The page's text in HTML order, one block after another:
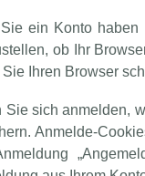
ein Konto haben
ob Ihr
Ihren Browser
Sie sich anmelden,
Anmelde-